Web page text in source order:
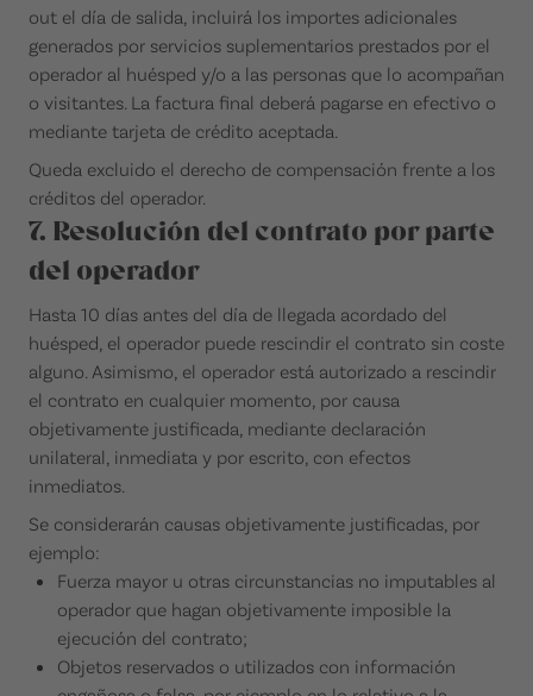
out el día de salida, incluirá los importes adicionales
generados por servicios suplementarios prestados por el
operador al huésped y/o a las personas que lo acompañan
o visitantes. La factura final deberá pagarse en efectivo o
mediante tarjeta de crédito aceptada.
Queda excluido el derecho de compensación frente a los
créditos del operador.
7. Resolución del contrato por parte
del operador
Hasta 10 días antes del día de llegada acordado del
huésped, el operador puede rescindir el contrato sin coste
alguno. Asimismo, el operador está autorizado a rescindir
el contrato en cualquier momento, por causa
objetivamente justificada, mediante declaración
unilateral, inmediata y por escrito, con efectos
inmediatos.
Se considerarán causas objetivamente justificadas, por
ejemplo:
Fuerza mayor u otras circunstancias no imputables al
operador que hagan objetivamente imposible la
ejecución del contrato;
Objetos reservados o utilizados con información